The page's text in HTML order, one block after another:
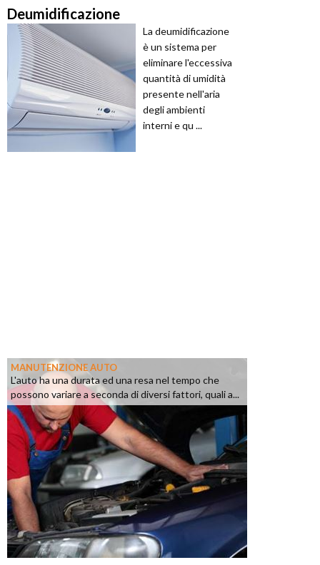
Deumidificazione
La deumidificazione
è un sistema per
eliminare l'eccessiva
quantità di umidità
presente nell'aria
degli ambienti
interni e qu ...
MANUTENZIONE AUTO
L'auto ha una durata ed una resa nel tempo che
possono variare a seconda di diversi fattori, quali a...